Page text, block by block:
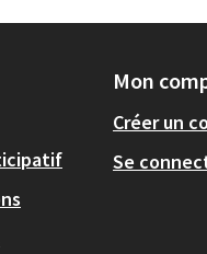
Mon
Créer un
Se